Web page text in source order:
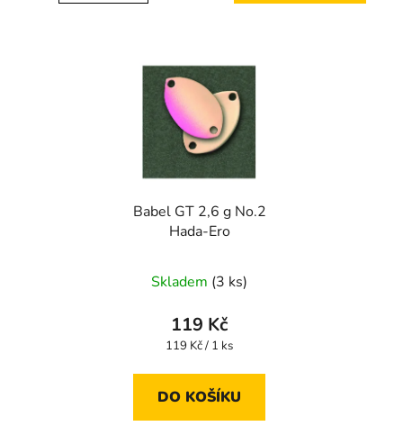
Babel GT 2,6 g No.2
Hada-Ero
Skladem (3 ks)
119 Kč
Měrná
119 Kč / 1 ks
DO KOŠÍKU